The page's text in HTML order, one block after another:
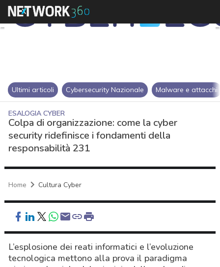
Ultimi articoli Cybersecurity Nazionale Malware e attacchi
ESALOGIA CYBER
Colpa di organizzazione: come la cyber
security ridefinisce i fondamenti della
responsabilità 231
Home Cultura Cyber
L’esplosione dei reati informatici e l’evoluzione
tecnologica mettono alla prova il paradigma